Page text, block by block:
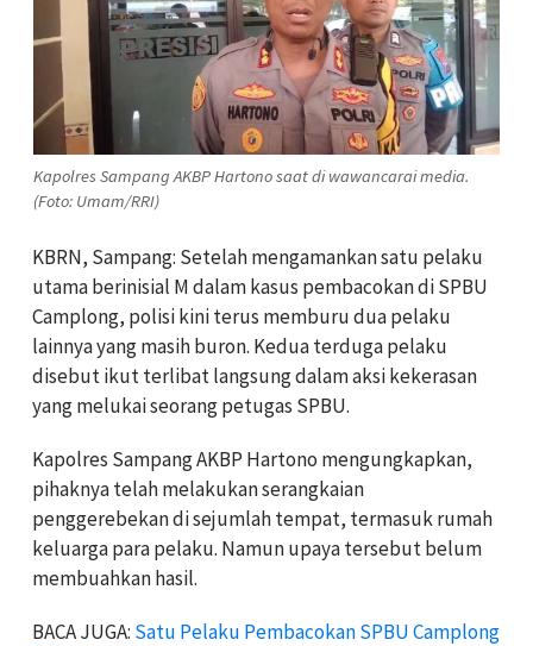
Kapolres Sampang AKBP Hartono saat di wawancarai media.
(Foto: Umam/RRI)
KBRN, Sampang: Setelah mengamankan satu pelaku
utama berinisial M dalam kasus pembacokan di SPBU
Camplong, polisi kini terus memburu dua pelaku
lainnya yang masih buron. Kedua terduga pelaku
disebut ikut terlibat langsung dalam aksi kekerasan
yang melukai seorang petugas SPBU.
Kapolres Sampang AKBP Hartono mengungkapkan,
pihaknya telah melakukan serangkaian
penggerebekan di sejumlah tempat, termasuk rumah
keluarga para pelaku. Namun upaya tersebut belum
membuahkan hasil.
BACA JUGA: Satu Pelaku Pembacokan SPBU Camplong